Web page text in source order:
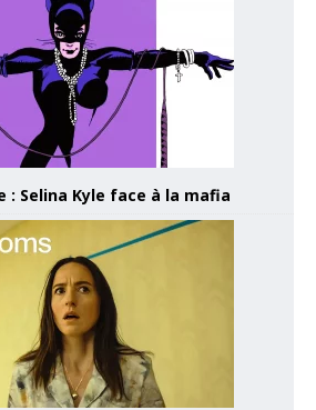
: Selina Kyle face à la mafia